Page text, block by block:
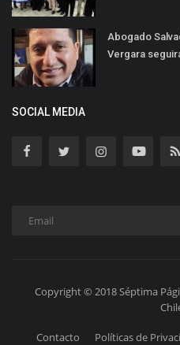
Abogado
Vergara
SOCIAL MEDIA
Copyright © 2018 Séptima
Contacto Políticas de